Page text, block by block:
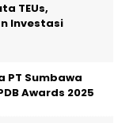
TEUs,
Investasi
PT Sumbawa
Awards 2025